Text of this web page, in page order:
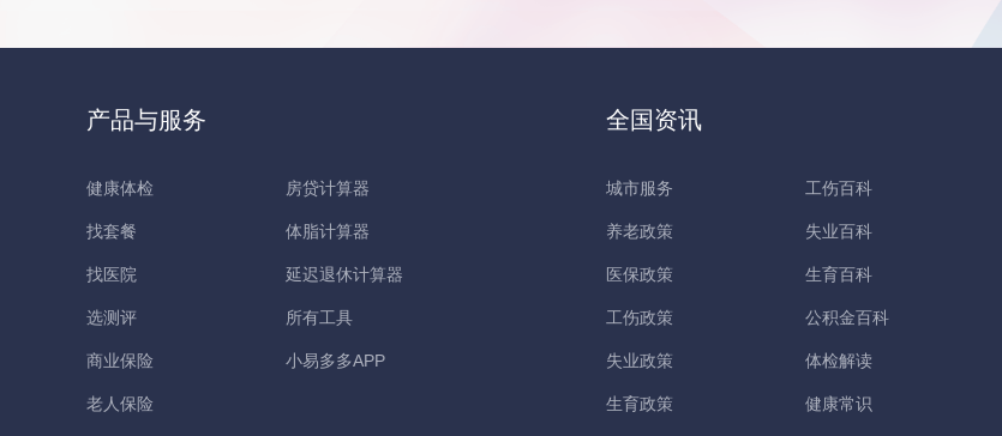
产品与服务
健康体检
找套餐
找医院
选测评
商业保险
老人保险
房贷计算器
体脂计算器
延迟退休计算器
所有工具
小易多多APP
全国资讯
城市服务
养老政策
医保政策
工伤政策
失业政策
生育政策
工伤百科
失业百科
生育百科
公积金百科
体检解读
健康常识